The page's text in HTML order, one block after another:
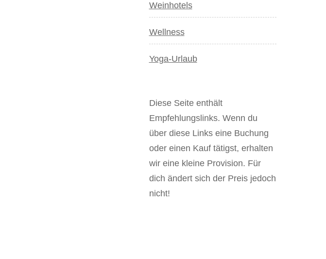
Weinhotels
Wellness
Yoga-Urlaub
Diese Seite enthält
Empfehlungslinks. Wenn du
über diese Links eine Buchung
oder einen Kauf tätigst, erhalten
wir eine kleine Provision. Für
dich ändert sich der Preis jedoch
nicht!